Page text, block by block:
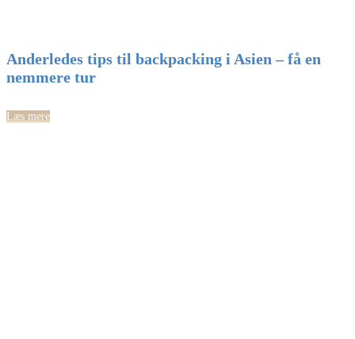
Anderledes tips til backpacking i Asien – få en
nemmere tur
Læs mere